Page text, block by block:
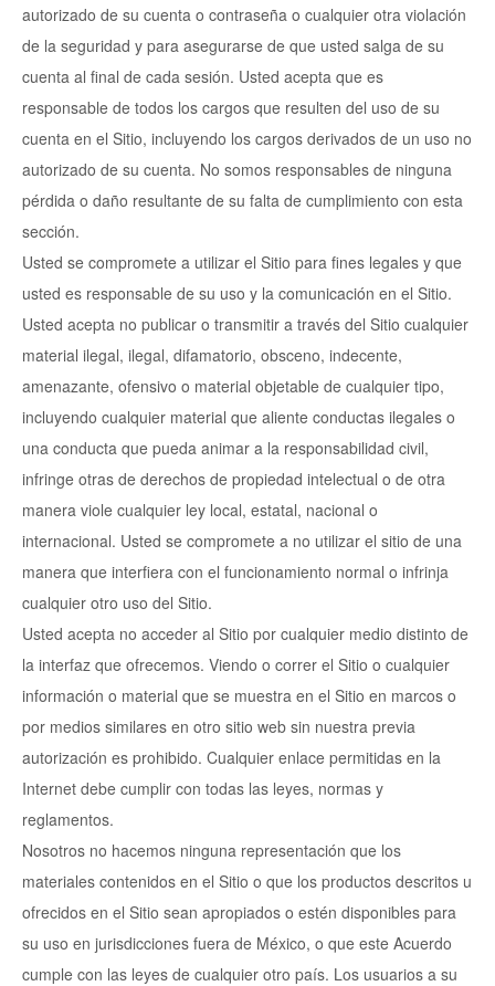
autorizado de su cuenta o contraseña o cualquier otra violación
de la seguridad y para asegurarse de que usted salga de su
cuenta al final de cada sesión. Usted acepta que es
responsable de todos los cargos que resulten del uso de su
cuenta en el Sitio, incluyendo los cargos derivados de un uso no
autorizado de su cuenta. No somos responsables de ninguna
pérdida o daño resultante de su falta de cumplimiento con esta
sección.
Usted se compromete a utilizar el Sitio para fines legales y que
usted es responsable de su uso y la comunicación en el Sitio.
Usted acepta no publicar o transmitir a través del Sitio cualquier
material ilegal, ilegal, difamatorio, obsceno, indecente,
amenazante, ofensivo o material objetable de cualquier tipo,
incluyendo cualquier material que aliente conductas ilegales o
una conducta que pueda animar a la responsabilidad civil,
infringe otras de derechos de propiedad intelectual o de otra
manera viole cualquier ley local, estatal, nacional o
internacional. Usted se compromete a no utilizar el sitio de una
manera que interfiera con el funcionamiento normal o infrinja
cualquier otro uso del Sitio.
Usted acepta no acceder al Sitio por cualquier medio distinto de
la interfaz que ofrecemos. Viendo o correr el Sitio o cualquier
información o material que se muestra en el Sitio en marcos o
por medios similares en otro sitio web sin nuestra previa
autorización es prohibido. Cualquier enlace permitidas en la
Internet debe cumplir con todas las leyes, normas y
reglamentos.
Nosotros no hacemos ninguna representación que los
materiales contenidos en el Sitio o que los productos descritos u
ofrecidos en el Sitio sean apropiados o estén disponibles para
su uso en jurisdicciones fuera de México, o que este Acuerdo
cumple con las leyes de cualquier otro país. Los usuarios a su